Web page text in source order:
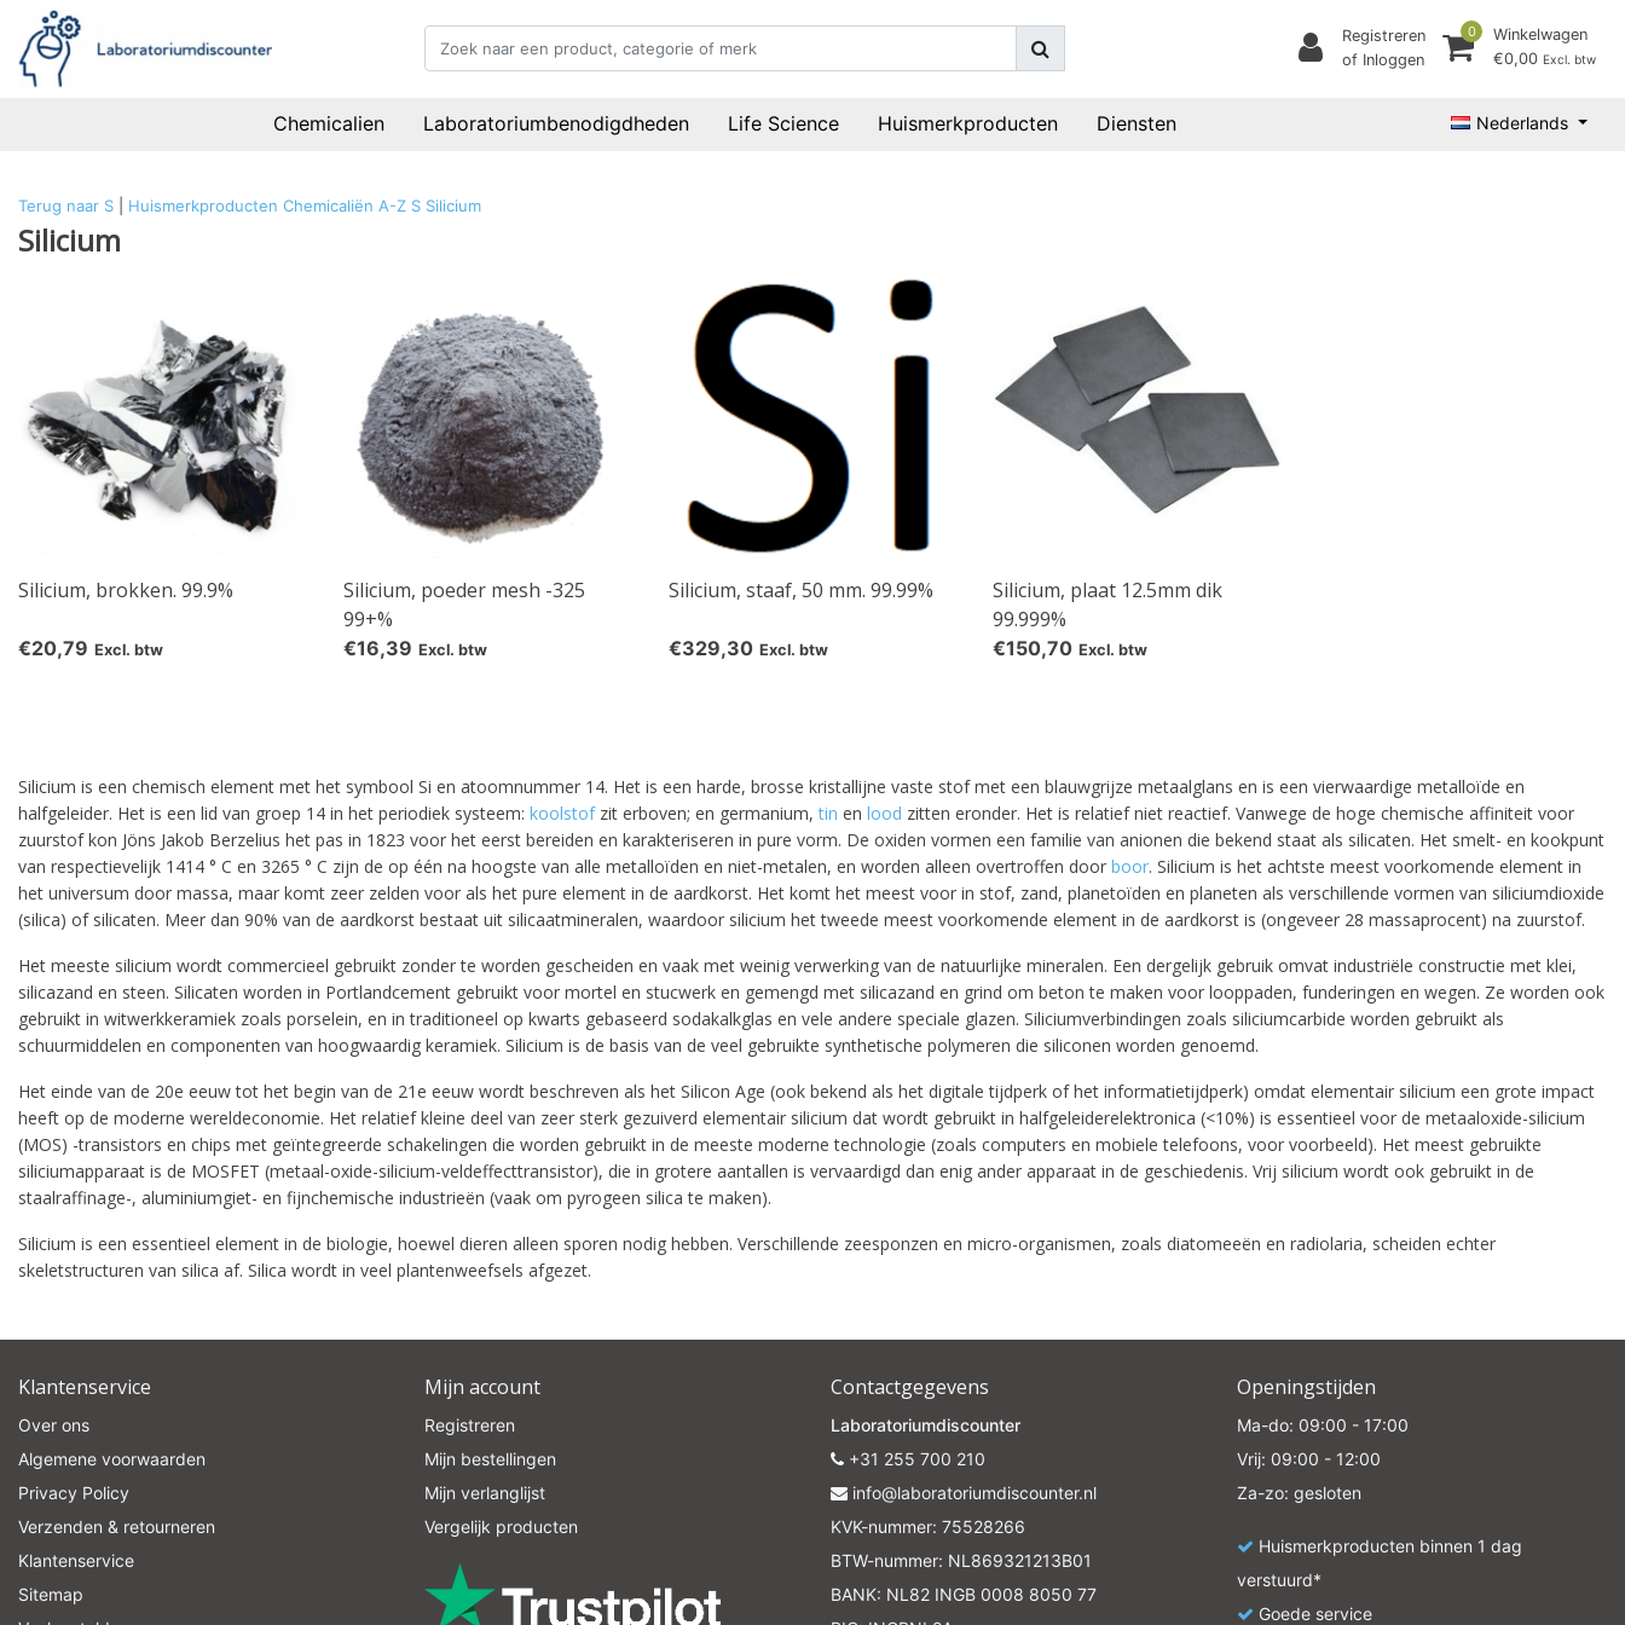
Registreren
of Inloggen
0
Winkelwagen
€0,00 Excl. btw
Chemicalien Laboratoriumbenodigdheden Life Science Huismerkproducten Diensten Nederlands
Terug naar S Huismerkproducten Chemicaliën A-Z S Silicium
Silicium
Silicium, brokken. 99.9%
€20,79 Excl. btw
Silicium, poeder mesh -325
99+%
€16,39 Excl. btw
Silicium, staaf, 50 mm. 99.99%
€329,30 Excl. btw
Silicium, plaat 12.5mm dik
99.999%
€150,70 Excl. btw
Silicium is een chemisch element met het symbool Si en atoomnummer 14. Het is een harde, brosse kristallijne vaste stof met een blauwgrijze metaalglans en is een vierwaardige metalloïde en
halfgeleider. Het is een lid van groep 14 in het periodiek systeem: koolstofzit erboven; en germanium,tin en lood zitten eronder. Het is relatief niet reactief. Vanwege de hoge chemische affiniteit voor
zuurstof kon Jöns Jakob Berzelius het pas in 1823 voor het eerst bereiden en karakteriseren in pure vorm. De oxiden vormen een familie van anionen die bekend staat als silicaten. Het smelt- en kookpunt
van respectievelijk 1414 ° C en 3265 ° C zijn de op één na hoogste van alle metalloïden en niet-metalen, en worden alleen overtroffen door boor. Silicium is het achtste meest voorkomende element in
het universum door massa, maar komt zeer zelden voor als het pure element in de aardkorst. Het komt het meest voor in stof, zand, planetoïden en planeten als verschillende vormen van siliciumdioxide
(silica) of silicaten. Meer dan 90% van de aardkorst bestaat uit silicaatmineralen, waardoor silicium het tweede meest voorkomende element in de aardkorst is (ongeveer 28 massaprocent) na zuurstof.
Het meeste silicium wordt commercieel gebruikt zonder te worden gescheiden en vaak met weinig verwerking van de natuurlijke mineralen. Een dergelijk gebruik omvat industriële constructie met klei,
silicazand en steen. Silicaten worden in Portlandcement gebruikt voor mortel en stucwerk en gemengd met silicazand en grind om beton te maken voor looppaden, funderingen en wegen. Ze worden ook
gebruikt in witwerkkeramiek zoals porselein, en in traditioneel op kwarts gebaseerd sodakalkglas en vele andere speciale glazen. Siliciumverbindingen zoals siliciumcarbide worden gebruikt als
schuurmiddelen en componenten van hoogwaardig keramiek. Silicium is de basis van de veel gebruikte synthetische polymeren die siliconen worden genoemd.
Het einde van de 20e eeuw tot het begin van de 21e eeuw wordt beschreven als het Silicon Age (ook bekend als het digitale tijdperk of het informatietijdperk) omdat elementair silicium een ​​grote impact
heeft op de moderne wereldeconomie. Het relatief kleine deel van zeer sterk gezuiverd elementair silicium dat wordt gebruikt in halfgeleiderelektronica (<10%) is essentieel voor de metaaloxide-silicium
(MOS) -transistors en chips met geïntegreerde schakelingen die worden gebruikt in de meeste moderne technologie (zoals computers en mobiele telefoons, voor voorbeeld). Het meest gebruikte
siliciumapparaat is de MOSFET (metaal-oxide-silicium-veldeffecttransistor), die in grotere aantallen is vervaardigd dan enig ander apparaat in de geschiedenis. Vrij silicium wordt ook gebruikt in de
staalraffinage-, aluminiumgiet- en fijnchemische industrieën (vaak om pyrogeen silica te maken).
Silicium is een essentieel element in de biologie, hoewel dieren alleen sporen nodig hebben. Verschillende zeesponzen en micro-organismen, zoals diatomeeën en radiolaria, scheiden echter
skeletstructuren van silica af. Silica wordt in veel plantenweefsels afgezet.
Klantenservice
Over ons
Algemene voorwaarden
Privacy Policy
Verzenden & retourneren
Klantenservice
Sitemap
Mijn account
Registreren
Mijn bestellingen
Mijn verlanglijst
Vergelijk producten
Contactgegevens
Laboratoriumdiscounter
+31 255 700 210
info@laboratoriumdiscounter.nl
KVK-nummer: 75528266
BTW-nummer: NL869321213B01
BANK: NL82 INGB 0008 8050 77
Openingstijden
Ma-do: 09:00 - 17:00
Vrij: 09:00 - 12:00
Za-zo: gesloten
Huismerkproducten binnen 1 dag
verstuurd*
Goede service
10% discount on your next order
products, and receive a 10% discount on your next purchase for all
chemical products from our own brand 😀
Subscribe
Your discount is valid with a minimum order value of €50.00